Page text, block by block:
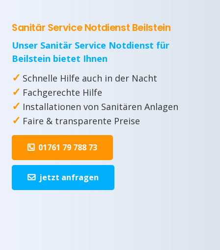
Sanitär Service Notdienst Beilstein
Unser Sanitär Service Notdienst für
Beilstein bietet Ihnen
✓ Schnelle Hilfe auch in der Nacht
✓ Fachgerechte Hilfe
✓ Installationen von Sanitären Anlagen
✓ Faire & transparente Preise
01761 79 788 73
jetzt anfragen